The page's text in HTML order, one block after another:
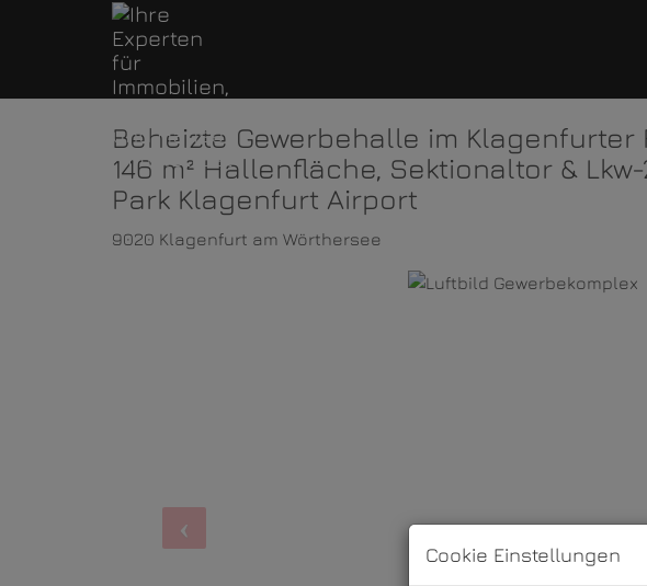
Beheizte Gewerbehalle im
146 m² Hallenfläche, Sektionaltor &
Park Klagenfurt Airport
9020 Klagenfurt am Wörthersee
Cookie Einstellungen